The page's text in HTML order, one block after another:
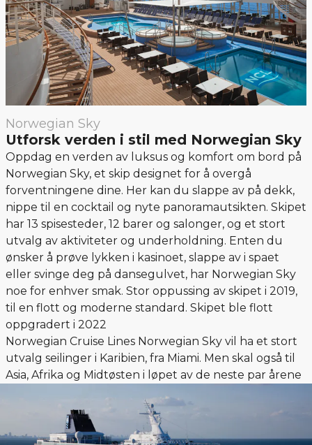
Norwegian Sky
Utforsk verden i stil med Norwegian Sky
Oppdag en verden av luksus og komfort om bord på
Norwegian Sky, et skip designet for å overgå
forventningene dine. Her kan du slappe av på dekk,
nippe til en cocktail og nyte panoramautsikten. Skipet
har 13 spisesteder, 12 barer og salonger, og et stort
utvalg av aktiviteter og underholdning. Enten du
ønsker å prøve lykken i kasinoet, slappe av i spaet
eller svinge deg på dansegulvet, har Norwegian Sky
noe for enhver smak. Stor oppussing av skipet i 2019,
til en flott og moderne standard. Skipet ble flott
oppgradert i 2022
Norwegian Cruise Lines Norwegian Sky vil ha et stort
utvalg seilinger i Karibien, fra Miami. Men skal også til
Asia, Afrika og Midtøsten i løpet av de neste par årene